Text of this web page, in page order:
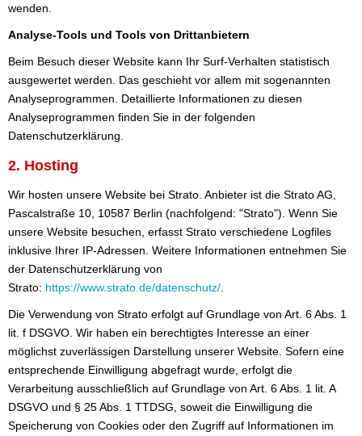
wenden.
Analyse-Tools und Tools von Drittanbietern
Beim Besuch dieser Website kann Ihr Surf-Verhalten statistisch
ausgewertet werden. Das geschieht vor allem mit sogenannten
Analyseprogrammen. Detaillierte Informationen zu diesen
Analyseprogrammen finden Sie in der folgenden
Datenschutzerklärung.
2. Hosting
Wir hosten unsere Website bei Strato. Anbieter ist die Strato AG,
Pascalstraße 10, 10587 Berlin (nachfolgend: "Strato"). Wenn Sie
unsere Website besuchen, erfasst Strato verschiedene Logfiles
inklusive Ihrer IP-Adressen. Weitere Informationen entnehmen Sie
der Datenschutzerklärung von
Strato: https://www.strato.de/datenschutz/
Die Verwendung von Strato erfolgt auf Grundlage von Art. 6 Abs. 1
lit. f DSGVO. Wir haben ein berechtigtes Interesse an einer
möglichst zuverlässigen Darstellung unserer Website. Sofern eine
entsprechende Einwilligung abgefragt wurde, erfolgt die
Verarbeitung ausschließlich auf Grundlage von Art. 6 Abs. 1 lit. A
DSGVO und § 25 Abs. 1 TTDSG, soweit die Einwilligung die
Speicherung von Cookies oder den Zugriff auf Informationen im